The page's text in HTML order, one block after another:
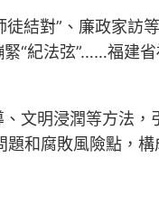
結對”、廉政家訪
“紀法弦”……福建
文明浸潤等方法
和腐敗風險點，構